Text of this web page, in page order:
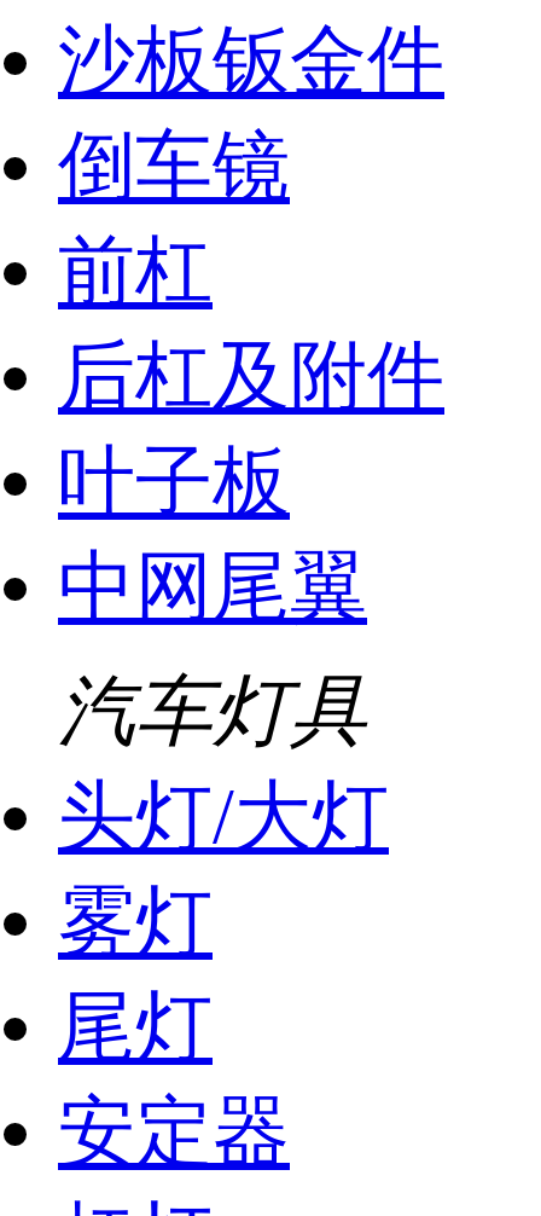
沙板钣金件
倒车镜
前杠
后杠及附件
叶子板
中网尾翼
汽车灯具
头灯/大灯
雾灯
尾灯
安定器